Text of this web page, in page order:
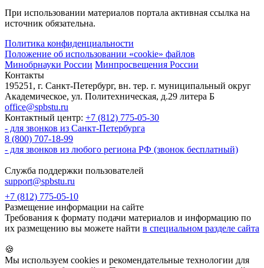
При использовании материалов портала активная ссылка на
источник обязательна.
Политика конфиденциальности
Положение об использовании «cookie» файлов
Минобрнауки России Минпросвещения России
Контакты
195251, г. Санкт-Петербург, вн. тер. г. муниципальный округ
Академическое, ул. Политехническая, д.29 литера Б
office@spbstu.ru
Контактный центр: +7 (812) 775-05-30
- для звонков из Санкт-Петербурга
8 (800) 707-18-99
- для звонков из любого региона РФ (звонок бесплатный)
Служба поддержки пользователей
support@spbstu.ru
+7 (812) 775-05-10
Размещение информации на сайте
Требования к формату подачи материалов и информацию по
их размещению вы можете найти в специальном разделе сайта
🍪
Мы используем cookies и рекомендательные технологии для